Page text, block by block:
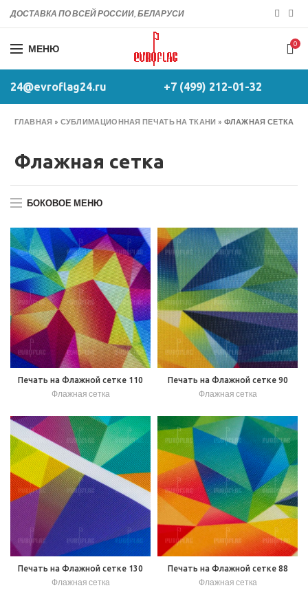
ДОСТАВКА ПО ВСЕЙ РОССИИ, БЕЛАРУСИ
МЕНЮ 0
24@evroflag24.ru +7 (499) 212-01-32
ГЛАВНАЯ » СУБЛИМАЦИОННАЯ ПЕЧАТЬ НА ТКАНИ » ФЛАЖНАЯ СЕТКА
Флажная сетка
БОКОВОЕ МЕНЮ
Печать на Флажной сетке 110
Флажная сетка
Печать на Флажной сетке 90
Флажная сетка
Печать на Флажной сетке 130
Флажная сетка
Печать на Флажной сетке 88
Флажная сетка